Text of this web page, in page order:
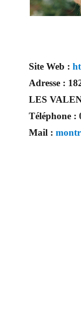
Site Web :
Adresse :
LES
Téléphone :
Mail :